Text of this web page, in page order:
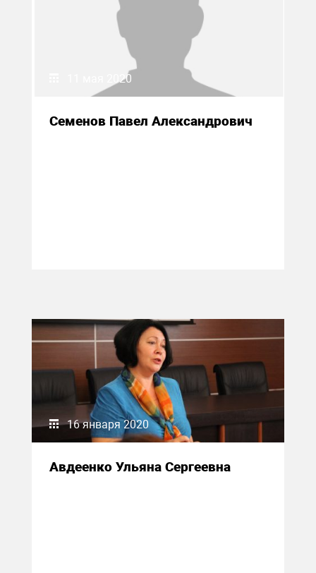
11 мая 2020
Семенов Павел Александрович
16 января 2020
Авдеенко Ульяна Сергеевна